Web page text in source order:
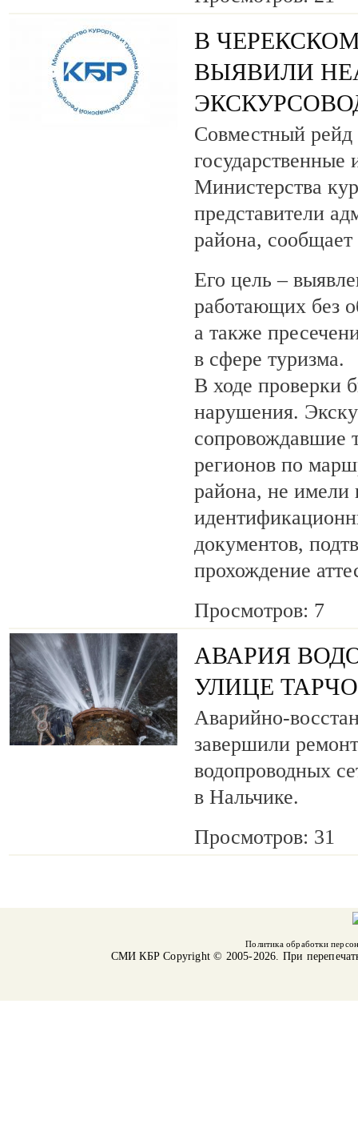
В
ВЫЯВИЛИ
Совместный рейд
государственные
Министерства
представители
района,
Его цель –
работающих без
а также
в сфере туризма.
В ходе проверки
нарушения.
сопровождавшие
регионов по
района, не имели
документов,
прохождение
Просмотров: 7
АВАРИЯ
УЛИЦЕ
Аварийно-
завершили
водопроводных
в Нальчике.
Просмотров: 31
Политика обработки
СМИ КБРCopyright © 2005-2026. При